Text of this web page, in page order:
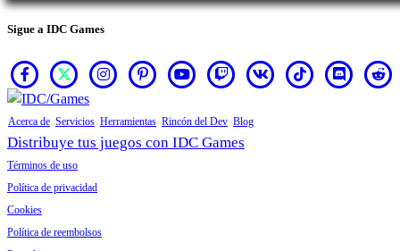
Sigue a IDC Games
Acerca de Servicios Herramientas Rincón del Dev Blog
Distribuye tus juegos con IDC Games
Términos de uso
Política de privacidad
Cookies
Política de reembolsos